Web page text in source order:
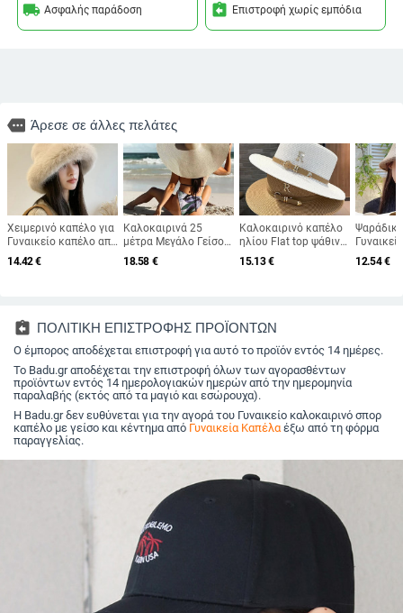
local_shipping Ασφαλής παράδοση assignment_return Επιστροφή χωρίς εμπόδια
more Άρεσε σε άλλες πελάτες
Χειμερινό καπέλο για
Γυναικείο καπέλο από
ψεύτικη γούνα
Χνουδωτό καπέλο για
Υπερμεγέθη Γούνινο
καπέλο κουβά
Μαλακό καπέλο
Panama
14.42€
Καλοκαιρινά 25
μέτρα Μεγάλο Γείσο
Πτυσσόμενα Καπέλα
Παραλίας Γυναικεία
Dropshipping
18.58 €
Καλοκαιρινό καπέλο
ηλίου Flat top ψάθινα
καπέλα για γυναίκες
Νέο μεταλλικό
Καπέλο για διακοπές
15.13€ 12.54€
assignment_return ΠΟΛΙΤΙΚΗ ΕΠΙΣΤΡΟΦΗΣ ΠΡΟΪΟΝΤΩΝ
Ο έμπορος αποδέχεται επιστροφή για αυτό το προϊόν εντός 14 ημέρες.
Το Badu.gr αποδέχεται την επιστροφή όλων των αγορασθέντων
προϊόντων εντός 14 ημερολογιακών ημερών από την ημερομηνία
παραλαβής (εκτός από τα μαγιό και εσώρουχα).
Η Badu.gr δεν ευθύνεται για την αγορά του Γυναικείο καλοκαιρινό σπορ
καπέλο με γείσο και κέντημα από Γυναικεία Καπέλαέξω από τη φόρμα
παραγγελίας.